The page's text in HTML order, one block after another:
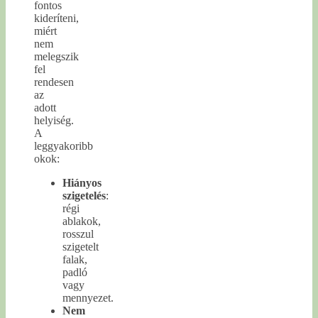
fontos
kideríteni,
miért
nem
melegszik
fel
rendesen
az
adott
helyiség.
A
leggyakoribb
okok:
Hiányos
szigetelés:
régi
ablakok,
rosszul
szigetelt
falak,
padló
vagy
mennyezet.
Nem